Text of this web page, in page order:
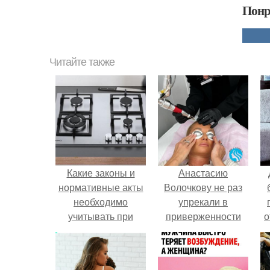
Читайте также
Какие законы и
нормативные акты
необходимо
учитывать при
переделке кухни в
жилую комнату
Анастасию
Волочкову не раз
упрекали в
приверженности
устаревшим бьюти -
процедурам.